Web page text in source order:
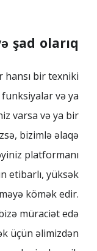
şad olarıq!
hansı bir texniki
və ya
varsa və ya bir
bizimlə əlaqə
platformanı
etibarlı, yüksək
kömək edir.
müraciət edə
üçün əlimizdən